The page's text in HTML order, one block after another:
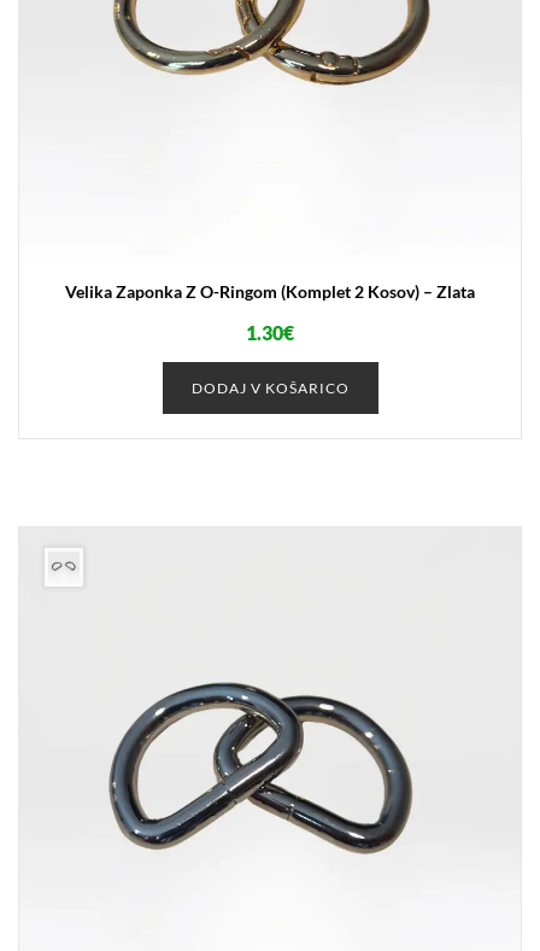
Velika Zaponka Z O-Ringom (komplet 2 Kosov) – Zlata
1.30€
DODAJ V KOŠARICO